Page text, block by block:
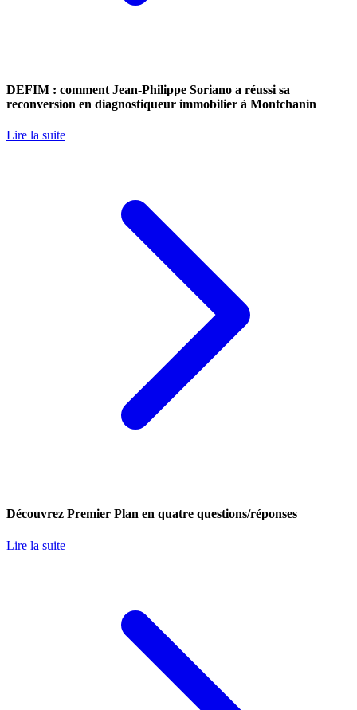
DEFIM : comment Jean-Philippe Soriano a réussi sa
reconversion en diagnostiqueur immobilier à Montchanin
Lire la suite
Découvrez Premier Plan en quatre questions/réponses
Lire la suite